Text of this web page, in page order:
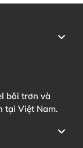
bôi trơn và
tại Việt Nam.